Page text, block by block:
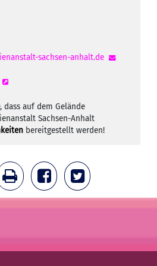
sachsen-anhalt.de
, dass auf dem Gelände
Sachsen-Anhalt
bereitgestellt werden!